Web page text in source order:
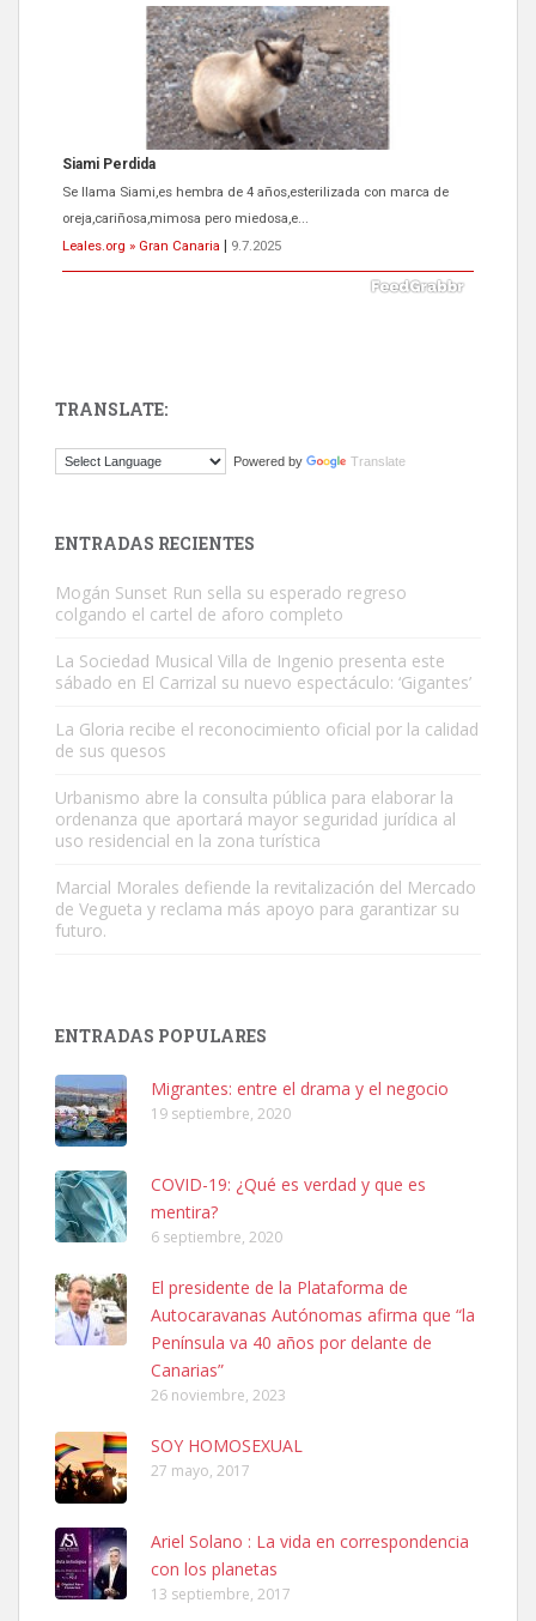
Siami Perdida
Se llama Siami,es hembra de 4 años,esterilizada con marca de
oreja,cariñosa,mimosa pero miedosa,e...
Leales.org » Gran Canaria
9.7.2025
El ayuntamiento se va a llevar a Los Gatos callejeros de la zona los
Este gato macho ha aparecido en la calle hace menos de un mes,
Leales.org » Gran Canaria | 9.7.2025
Leales.org » Gran Canaria
SHIBA PERDIDO AVDA JOSE MESA Y LOPEZ
PERRO MACHO RAZA SHIBA CON MICROCHIP PERDIDO HOY
06/07/2025 ZONA MESA Y LOPEZ. ES MUY ASUSTADIZO
Leales.org » Gran Canaria
6.7.2025
Ninfa perdida
El día 5 se los perdió una ninfa papillera, asustada tiene miedo a la
calle, se perdió por la zon...
TRANSLATE:
Powered by Translate
ENTRADAS RECIENTES
Mogán Sunset Run sella su esperado regreso
colgando el cartel de aforo completo
La Sociedad Musical Villa de Ingenio presenta este
sábado en El Carrizal su nuevo espectáculo: ‘Gigantes’
La Gloria recibe el reconocimiento oficial por la calidad
de sus quesos
Urbanismo abre la consulta pública para elaborar la
ordenanza que aportará mayor seguridad jurídica al
uso residencial en la zona turística
Marcial Morales defiende la revitalización del Mercado
de Vegueta y reclama más apoyo para garantizar su
futuro.
ENTRADAS POPULARES
Migrantes: entre el drama y el negocio
19 septiembre, 2020
COVID-19: ¿Qué es verdad y que es
mentira?
6 septiembre, 2020
El presidente de la Plataforma de
Autocaravanas Autónomas afirma que “la
Península va 40 años por delante de
Canarias”
26 noviembre, 2023
SOY HOMOSEXUAL
27 mayo, 2017
Ariel Solano : La vida en correspondencia
con los planetas
13 septiembre, 2017